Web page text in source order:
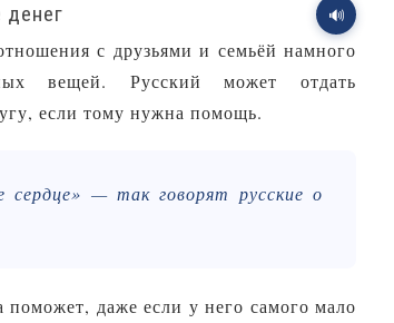
🔊
с друзьями и семьёй намного
вещей. Русский может отдать
если тому нужна помощь.
сердце» — так говорят русские о
поможет, даже если у него самого мало